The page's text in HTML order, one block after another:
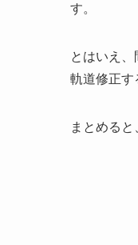
す。
とはいえ
軌道修正す
まとめる